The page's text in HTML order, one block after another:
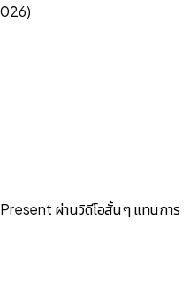
ผ่านวิดีโอสั้นๆ แทนการ